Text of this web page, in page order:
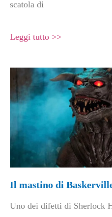
scatola di
Leggi tutto >>
Il mastino di
Uno dei difetti di Sherlock